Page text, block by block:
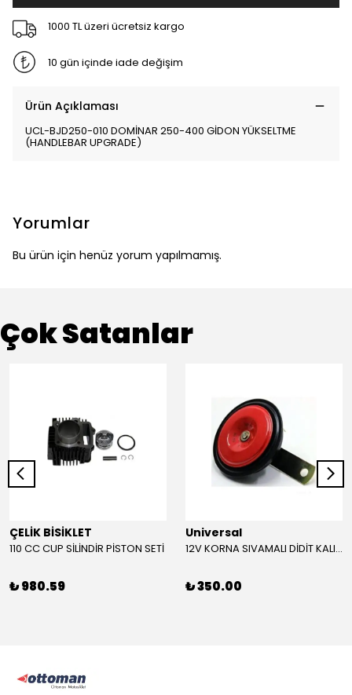
1000 TL üzeri ücretsiz kargo
10 gün içinde iade değişim
Ürün Açıklaması
UCL-BJD250-010 DOMİNAR 250-400 GİDON YÜKSELTME
(HANDLEBAR UPGRADE)
Yorumlar
Bu ürün için henüz yorum yapılmamış.
Çok Satanlar
ÇELİK BİSİKLET
110 CC CUP SİLİNDİR PİSTON SETİ
₺ 980.59
Universal
12V KORNA SIVAMALI DİDİT KALIN SESLİ (KIRMIZI)
₺ 350.00